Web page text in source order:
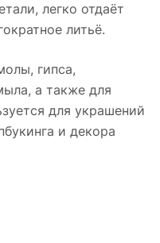
легко отдаёт
литьё.
гипса,
а также для
для украшений
и декора